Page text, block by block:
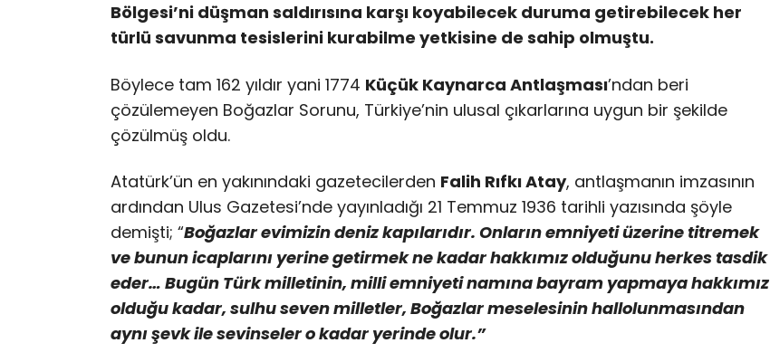
Bölgesi’ni düşman saldırısına karşı koyabilecek duruma getirebilecek her
türlü savunma tesislerini kurabilme yetkisine de sahip olmuştu.
Böylece tam 162 yıldır yani 1774 Küçük Kaynarca Antlaşması’ndan beri
çözülemeyen Boğazlar Sorunu, Türkiye’nin ulusal çıkarlarına uygun bir şekilde
çözülmüş oldu.
Atatürk’ün en yakınındaki gazetecilerden Falih Rıfkı Atay, antlaşmanın imzasının
ardından Ulus Gazetesi’nde yayınladığı 21 Temmuz 1936 tarihli yazısında şöyle
demişti; “Boğazlar evimizin deniz kapılarıdır. Onların emniyeti üzerine titremek
ve bunun icaplarını yerine getirmek ne kadar hakkımız olduğunu herkes tasdik
eder… Bugün Türk milletinin, milli emniyeti namına bayram yapmaya hakkımız
olduğu kadar, sulhu seven milletler, Boğazlar meselesinin hallolunmasından
aynı şevk ile sevinseler o kadar yerinde olur.”